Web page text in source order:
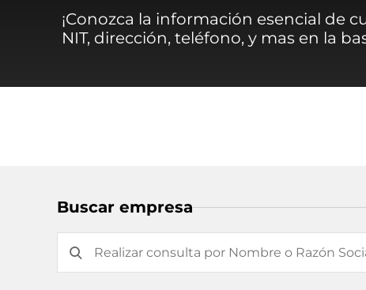
¡Conozca la información esencial de
NIT, dirección, teléfono, y mas en la
Buscar empresa